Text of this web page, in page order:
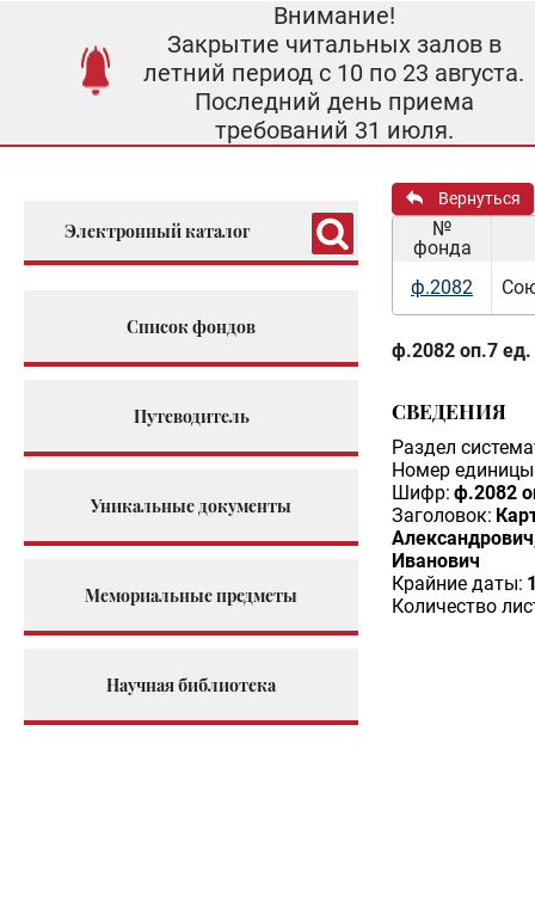
Внимание!
Закрытие читальных залов в
летний период с 10 по 23 августа.
Последний день приема
требований 31 июля.
Электронный каталог
Список фондов
Путеводитель
Уникальные документы
Мемориальные предметы
Научная библиотека
Вернуться
№
фонда
ф.2082
ф.2082 оп.7 ед.
СВЕДЕНИЯ
Раздел
Номер единицы
Шифр: ф.2082
Заголовок:
Иванович
Крайние даты:
Количество